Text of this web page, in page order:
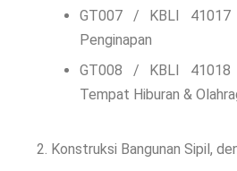
GT007 / KBLI 41017
Penginapan
GT008 / KBLI 41018
Tempat Hiburan &
Konstruksi Bangunan Sipil,